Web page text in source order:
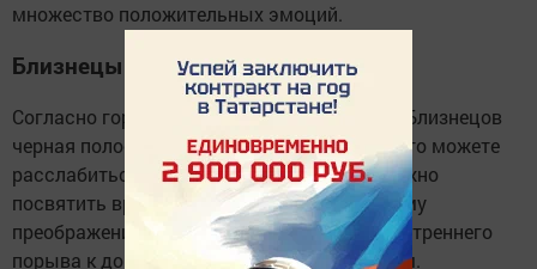
множество положительных эмоций.
Близнецы
Согласно гороскопу на 21 мая 2020 года, у Близнецов
черная полоса заканчивается. Вы наконец-то можете
расслабиться и как следует отдохнуть. Можно
посвятить время саморазвитию и духовному
преображению. Также есть вероятность внутреннего
порыва к доверительным беседам с другом.